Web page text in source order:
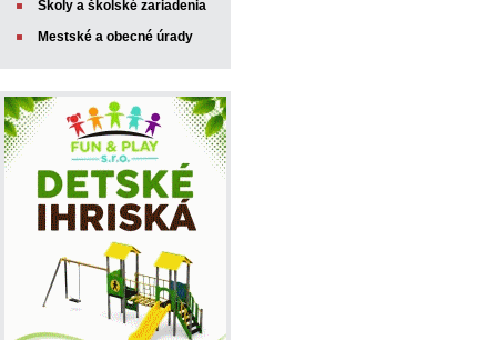
Školy a školské zariadenia
Mestské a obecné úrady